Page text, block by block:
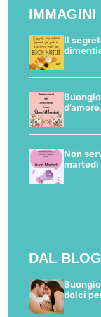
IMMAGINI
Il
Non
martedì
DAL BLOG
dolci